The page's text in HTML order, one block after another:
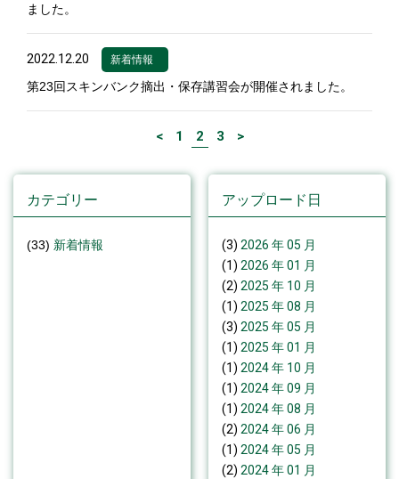
ました。
2022.12.20 新着情報
第23回スキンバンク摘出・保存講習会が開催されました。
< 1 2 3 >
カテゴリー
(33) 新着情報
アップロード日
(3) 2026 年 05 月
(1) 2026 年 01 月
(2) 2025 年 10 月
(1) 2025 年 08 月
(3) 2025 年 05 月
(1) 2025 年 01 月
(1) 2024 年 10 月
(1) 2024 年 09 月
(1) 2024 年 08 月
(2) 2024 年 06 月
(1) 2024 年 05 月
(2) 2024 年 01 月